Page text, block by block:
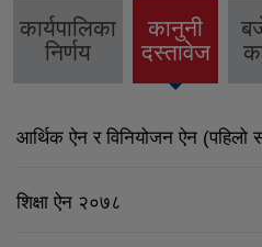
कार्यपालिका
निर्णय
कानुनी
दस्तावेज
(active
आर्थिक ऐन र विनियोजन ऐन
शिक्षा ऐन २०७८